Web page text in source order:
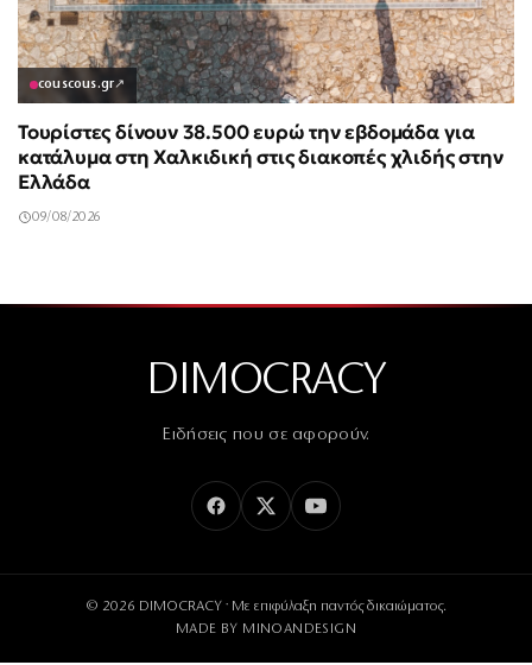
couscous.gr↗
Τουρίστες δίνουν 38.500 ευρώ την εβδομάδα για
κατάλυμα στη Χαλκιδική στις διακοπές χλιδής στην
Ελλάδα
09/08/2026
DIMOCRACY
Ειδήσεις που σε αφορούν.
© 2026 DIMOCRACY · Με επιφύλαξη παντός δικαιώματος.
MADE BY MINOANDESIGN